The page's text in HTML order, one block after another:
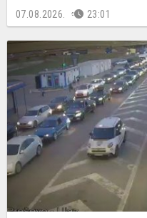
07.08.2026. 23:01